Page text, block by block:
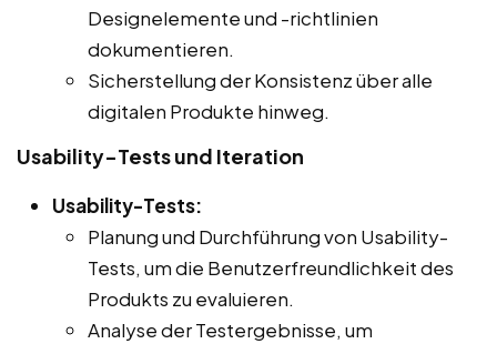
Designelemente und -richtlinien
dokumentieren.
Sicherstellung der Konsistenz über alle
digitalen Produkte hinweg.
Usability-Tests und Iteration
Usability-Tests:
Planung und Durchführung von Usability-
Tests, um die Benutzerfreundlichkeit des
Produkts zu evaluieren.
Analyse der Testergebnisse, um